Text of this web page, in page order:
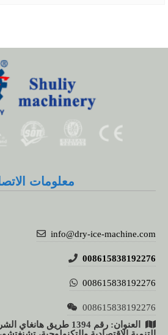
معلومات
info@dry-ice-machine.com
008615838192276
008615838192276
008615838192276
العنوان: رقم 1394 طريق
Chat